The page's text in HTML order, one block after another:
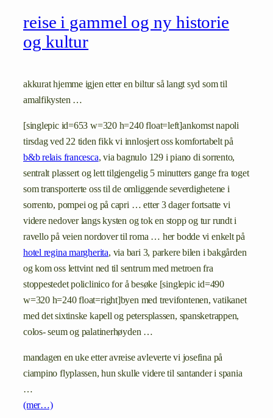
reise i gammel og ny historie
og kultur
akkurat hjemme igjen etter en biltur så langt syd som til
amalfikysten …
[singlepic id=653 w=320 h=240 float=left]ankomst napoli
tirsdag ved 22 tiden fikk vi innlosjert oss komfortabelt på
b&b relais francesca, via bagnulo 129 i piano di sorrento,
sentralt plassert og lett tilgjengelig 5 minutters gange fra toget
som transporterte oss til de omliggende severdighetene i
sorrento, pompei og på capri … etter 3 dager fortsatte vi
videre nedover langs kysten og tok en stopp og tur rundt i
ravello på veien nordover til roma … her bodde vi enkelt på
hotel regina margherita, via bari 3, parkere bilen i bakgården
og kom oss lettvint ned til sentrum med metroen fra
stoppestedet policlinico for å besøke [singlepic id=490
w=320 h=240 float=right]byen med trevifontenen, vatikanet
med det sixtinske kapell og petersplassen, spansketrappen,
colos- seum og palatinerhøyden …
mandagen en uke etter avreise avleverte vi josefina på
ciampino flyplassen, hun skulle videre til santander i spania
…
(mer…)